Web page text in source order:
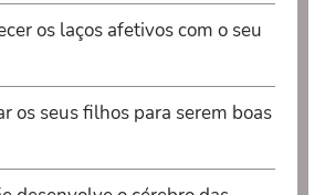
os laços afetivos com o seu
os seus filhos para serem boas